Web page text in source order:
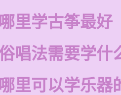
里学古筝最好
唱法需要学什
里可以学乐器